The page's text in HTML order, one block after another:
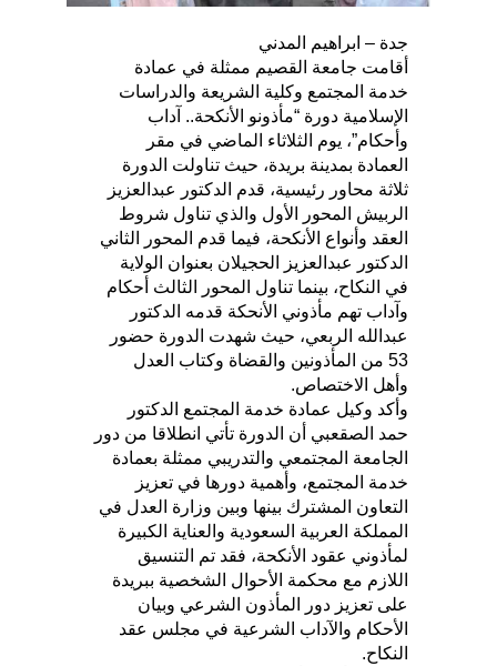
جدة – ابراهيم المدني
أقامت جامعة القصيم ممثلة في عمادة
خدمة المجتمع وكلية الشريعة والدراسات
الإسلامية ‏دورة “مأذونو الأنكحة.. آداب
وأحكام”، يوم الثلاثاء الماضي في مقر
العمادة بمدينة بريدة، حيث تناولت الدورة
ثلاثة محاور رئيسية، قدم الدكتور عبدالعزيز
الربيش المحور الأول والذي تناول شروط
العقد وأنواع الأنكحة، فيما قدم المحور الثاني
الدكتور عبدالعزيز الحجيلان بعنوان الولاية
في النكاح، بينما تناول المحور الثالث أحكام
وآداب تهم مأذوني الأنحكة قدمه الدكتور
عبدالله الربعي، حيث شهدت الدورة حضور
53 من المأذونين والقضاة وكتاب العدل
وأهل الاختصاص.
‏وأكد وكيل عمادة خدمة المجتمع الدكتور
حمد الصقعبي أن الدورة تأتي انطلاقا من دور
الجامعة المجتمعي والتدريبي ممثلة بعمادة
خدمة المجتمع، وأهمية دورها في تعزيز
التعاون المشترك بينها وبين وزارة العدل في
المملكة العربية السعودية والعناية الكبيرة
لمأذوني عقود الأنكحة، فقد تم التنسيق
اللازم مع محكمة الأحوال الشخصية ببريدة
على تعزيز دور المأذون الشرعي وبيان
الأحكام والآداب الشرعية في مجلس عقد
النكاح.